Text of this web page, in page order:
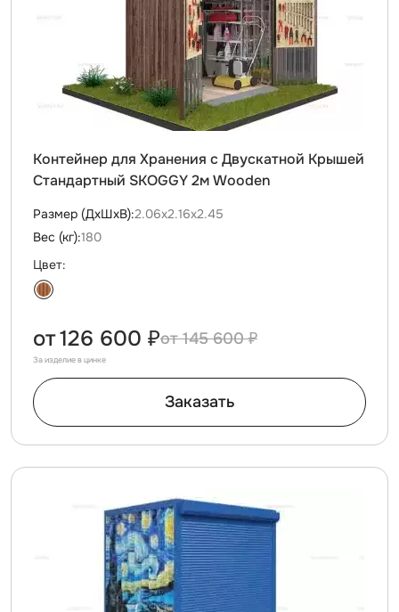
Контейнер для Хранения с Двускатной Крышей
Стандартный SKOGGY 2м Wooden
Размер (ДxШxВ):2.06х2.16х2.45
Вес (кг):180
Цвет:
145 600 ₽
от126 600 ₽
За изделие в цинке
Заказать